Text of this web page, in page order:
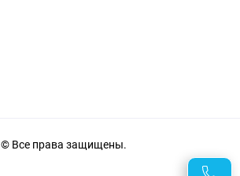
© Все права защищены.